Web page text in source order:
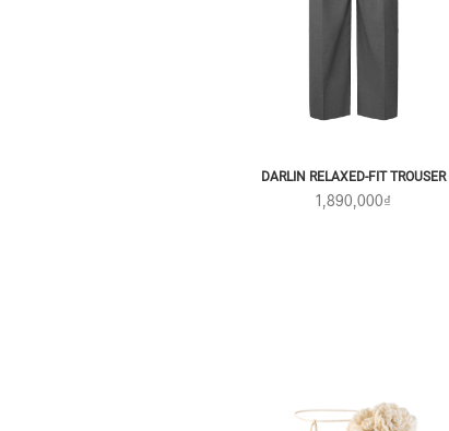
DARLIN RELAXED-FIT TROUSER
1,890,000₫